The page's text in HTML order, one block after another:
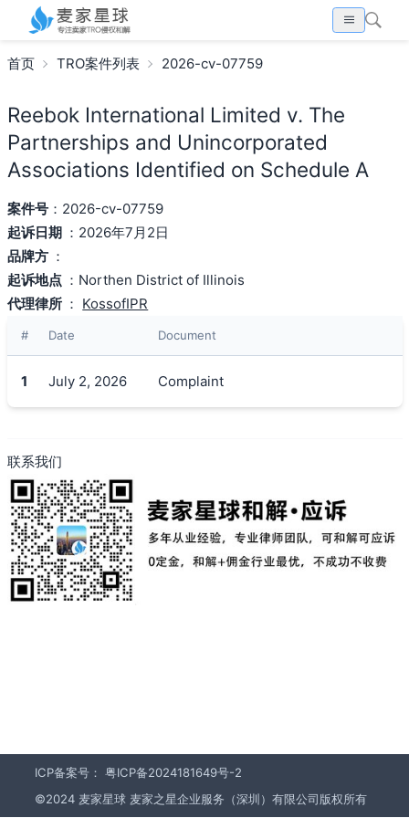
搜索
首页 TRO案件列表 2026-cv-07759
Reebok International Limited v. The
Partnerships and Unincorporated
Associations Identified on Schedule A
案件号：2026-cv-07759
起诉日期 ：2026年7月2日
品牌方 ：
起诉地点 ：Northen District of Illinois
代理律所 ： KossofIPR
# Date Document
1 July 2, 2026 Complaint
联系我们
ICP备案号： 粤ICP备2024181649号-2
©2024 麦家星球 麦家之星企业服务（深圳）有限公司版权所有